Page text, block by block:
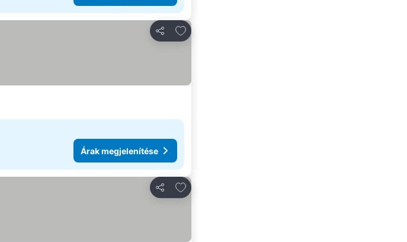
Megosztás
Hozzáadás a kedvencekhez
Árak megjelenítése
Megosztás
Hozzáadás a kedvencekhez